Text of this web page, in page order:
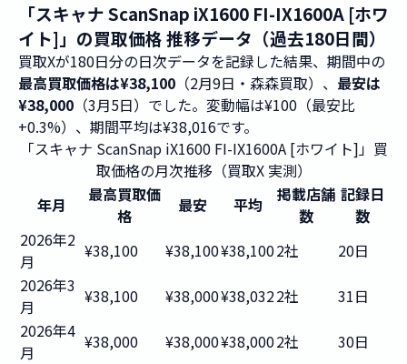
「スキャナ ScanSnap iX1600 FI-IX1600A [ホワ
イト]」の買取価格 推移データ（過去180日間）
買取Xが180日分の日次データを記録した結果、期間中の
最高買取価格は¥38,100 （2月9日・森森買取）、 最安は
¥38,000 （3月5日）でした。変動幅は¥100（最安比
+0.3%）、期間平均は¥38,016です。
「スキャナ ScanSnap iX1600 FI-IX1600A [ホワイト]」買
取価格の月次推移（買取X 実測）
年月
最高買取価
格
最安 平均
掲載店舗
数
記録日
数
2026年2
月
¥38,100 ¥38,100¥38,1002社
20日
2026年3
月
¥38,100 ¥38,000¥38,0322社
31日
2026年4
月
¥38,000 ¥38,000¥38,0002社
30日